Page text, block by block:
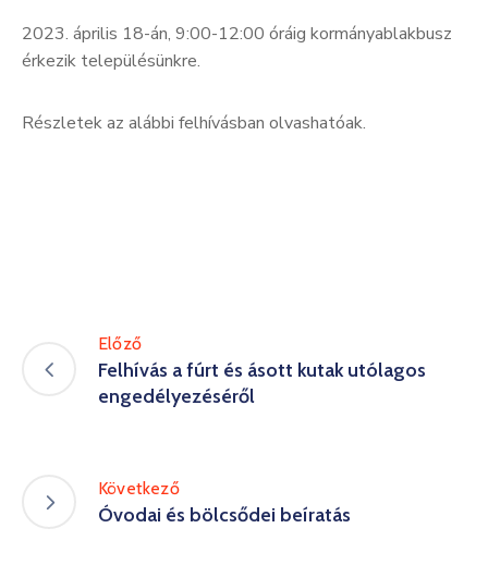
2023. április 18-án, 9:00-12:00 óráig kormányablakbusz
érkezik településünkre.
Részletek az alábbi felhívásban olvashatóak.
Előző
Felhívás a fúrt és ásott kutak utólagos
engedélyezéséről
Következő
Óvodai és bölcsődei beíratás